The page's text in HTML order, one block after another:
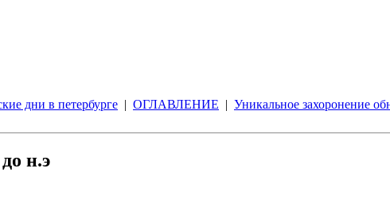
дни в петербурге | ОГЛАВЛЕНИЕ | Уникальное захоронение
н.э